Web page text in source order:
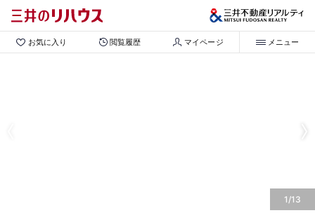
お気に入り 閲覧履歴 マイページ メニュー
1/13